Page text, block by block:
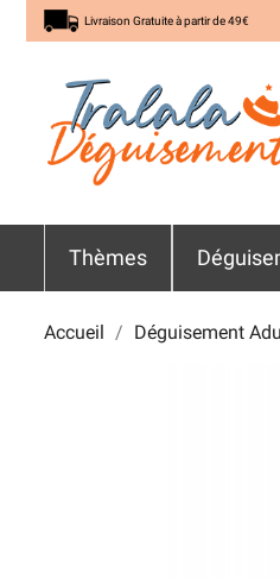
Livraison Gratuite à partir de 49€
Thèmes
Accueil Déguisement